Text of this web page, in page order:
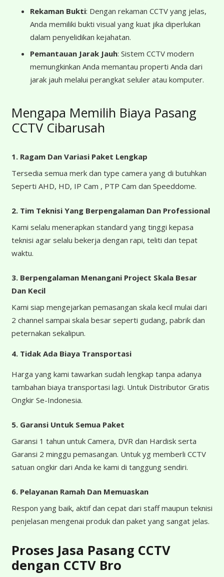
Rekaman Bukti: Dengan rekaman CCTV yang jelas,
Anda memiliki bukti visual yang kuat jika diperlukan
dalam penyelidikan kejahatan.
Pemantauan Jarak Jauh: Sistem CCTV modern
memungkinkan Anda memantau properti Anda dari
jarak jauh melalui perangkat seluler atau komputer.
Mengapa Memilih Biaya Pasang
CCTV Cibarusah
1. Ragam Dan Variasi Paket Lengkap
Tersedia semua merk dan type camera yang di butuhkan
Seperti AHD, HD, IP Cam , PTP Cam dan Speeddome.
2. Tim Teknisi Yang Berpengalaman Dan Professional
Kami selalu menerapkan standard yang tinggi kepasa
teknisi agar selalu bekerja dengan rapi, teliti dan tepat
waktu.
3. Berpengalaman Menangani Project Skala Besar
Dan Kecil
Kami siap mengejarkan pemasangan skala kecil mulai dari
2 channel sampai skala besar seperti gudang, pabrik dan
peternakan sekalipun.
4. Tidak Ada Biaya Transportasi
Harga yang kami tawarkan sudah lengkap tanpa adanya
tambahan biaya transportasi lagi. Untuk Distributor Gratis
Ongkir Se-Indonesia.
5. Garansi Untuk Semua Paket
Garansi 1 tahun untuk Camera, DVR dan Hardisk serta
Garansi 2 minggu pemasangan. Untuk yg memberli CCTV
satuan ongkir dari Anda ke kami di tanggung sendiri.
6. Pelayanan Ramah Dan Memuaskan
Respon yang baik, aktif dan cepat dari staff maupun teknisi
penjelasan mengenai produk dan paket yang sangat jelas.
Proses Jasa Pasang CCTV
dengan CCTV Bro